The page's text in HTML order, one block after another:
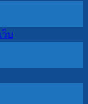
บ